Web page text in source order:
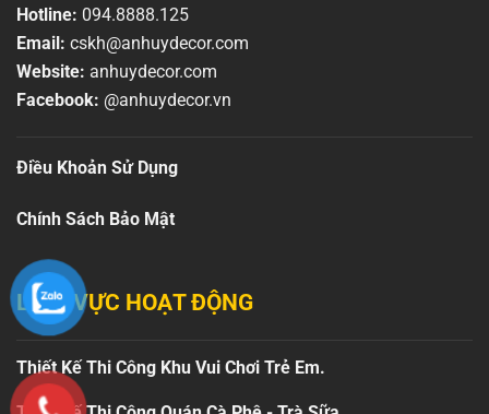
Hotline: 094.8888.125
Email: cskh@anhuydecor.com
Website: anhuydecor.com
Facebook: @anhuydecor.vn
Điều Khoản Sử Dụng
Chính Sách Bảo Mật
LĨNH VỰC HOẠT ĐỘNG
Thiết Kế Thi Công Khu Vui Chơi Trẻ Em.